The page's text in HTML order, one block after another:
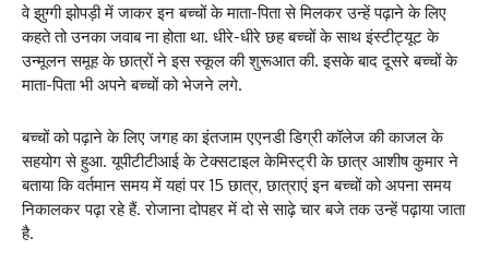
वे झुग्गी झोपड़ी में जाकर इन बच्चों के माता-पिता से मिलकर उन्हें पढ़ाने के लिए
कहते तो उनका जवाब ना होता था. धीरे-धीरे छह बच्चों के साथ इंस्टीट्यूट के
उन्मूलन समूह के छात्रों ने इस स्कूल की शुरूआत की. इसके बाद दूसरे बच्चों के
माता-पिता भी अपने बच्चों को भेजने लगे.
बच्चों को पढ़ाने के लिए जगह का इंतजाम एएनडी डिग्री कॉलेज की काजल के
सहयोग से हुआ. यूपीटीटीआई के टेक्सटाइल केमिस्ट्री के छात्र आशीष कुमार ने
बताया कि वर्तमान समय में यहां पर 15 छात्र, छात्राएं इन बच्चों को अपना समय
निकालकर पढ़ा रहे हैं. रोजाना दोपहर में दो से साढ़े चार बजे तक उन्हें पढ़ाया जाता
है.